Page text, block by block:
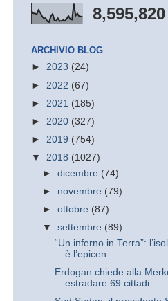
8,595,820
ARCHIVIO BLOG
► 2023 (24)
► 2022 (67)
► 2021 (185)
► 2020 (327)
► 2019 (754)
▼ 2018 (1027)
►dicembre (74)
► novembre (79)
►ottobre (87)
▼settembre (89)
“Un inferno in Terra”:
è l’epicen...
Erdogan chiede alla
estradare 69 cittadi...